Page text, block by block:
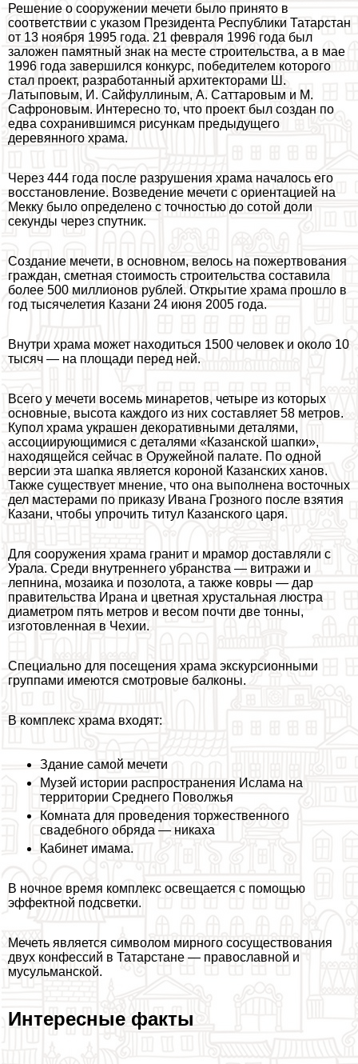
Решение о сооружении мечети было принято в
соответствии с указом Президента Республики Татарстан
от 13 ноября 1995 года. 21 февраля 1996 года был
заложен памятный знак на месте строительства, а в мае
1996 года завершился конкурс, победителем которого
стал проект, разработанный архитекторами Ш.
Латыповым, И. Сайфуллиным, А. Саттаровым и М.
Сафроновым. Интересно то, что проект был создан по
едва сохранившимся рисункам предыдущего
деревянного храма.
Через 444 года после разрушения храма началось его
восстановление. Возведение мечети с ориентацией на
Мекку было определено с точностью до сотой доли
секунды через спутник.
Создание мечети, в основном, велось на пожертвования
граждан, сметная стоимость строительства составила
более 500 миллионов рублей. Открытие храма прошло в
год тысячелетия Казани 24 июня 2005 года.
Внутри храма может находиться 1500 человек и около 10
тысяч — на площади перед ней.
Всего у мечети восемь минаретов, четыре из которых
основные, высота каждого из них составляет 58 метров.
Купол храма украшен декоративными деталями,
ассоциирующимися с деталями «Казанской шапки»,
находящейся сейчас в Оружейной палате. По одной
версии эта шапка является короной Казанских ханов.
Также существует мнение, что она выполнена восточных
дел мастерами по приказу Ивана Грозного после взятия
Казани, чтобы упрочить титул Казанского царя.
Для сооружения храма гранит и мрамор доставляли с
Урала. Среди внутреннего убранства — витражи и
лепнина, мозаика и позолота, а также ковры — дар
правительства Ирана и цветная хрустальная люстра
диаметром пять метров и весом почти две тонны,
изготовленная в Чехии.
Специально для посещения храма экскурсионными
группами имеются смотровые балконы.
В комплекс храма входят:
Здание самой мечети
Музей истории распространения Ислама на
территории Среднего Поволжья
Комната для проведения торжественного
свадебного обряда — никаха
Кабинет имама.
В ночное время комплекс освещается с помощью
эффектной подсветки.
Мечеть является символом мирного сосуществования
двух конфессий в Татарстане — православной и
мусульманской.
Интересные факты